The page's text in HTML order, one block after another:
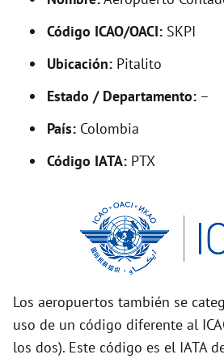
i
Código ICAO/OACI: SKPI
Ubicación: Pitalito
Estado / Departamento: –
País: Colombia
Código IATA: PTX
Los aeropuertos también se
uso de un código diferente al
los dos). Este código es el IATA